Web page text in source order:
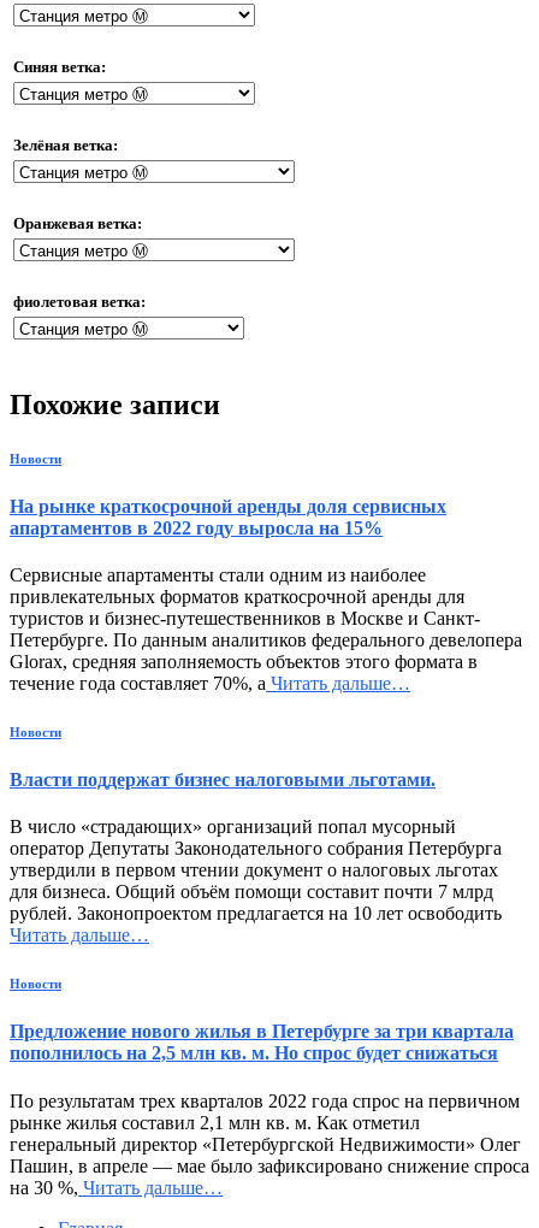
Синяя ветка:
Зелёная ветка:
Оранжевая ветка:
фиолетовая ветка:
Похожие записи
Новости
На рынке краткосрочной аренды доля сервисных
апартаментов в 2022 году выросла на 15%
Сервисные апартаменты стали одним из наиболее
привлекательных форматов краткосрочной аренды для
туристов и бизнес-путешественников в Москве и Санкт-
Петербурге. По данным аналитиков федерального девелопера
Glorax, средняя заполняемость объектов этого формата в
течение года составляет 70%, а Читать дальше…
Новости
Власти поддержат бизнес налоговыми льготами.
В число «страдающих» организаций попал мусорный
оператор Депутаты Законодательного собрания Петербурга
утвердили в первом чтении документ о налоговых льготах
для бизнеса. Общий объём помощи составит почти 7 млрд
рублей. Законопроектом предлагается на 10 лет освободить
Читать дальше…
Новости
Предложение нового жилья в Петербурге за три квартала
пополнилось на 2,5 млн кв. м. Но спрос будет снижаться
По результатам трех кварталов 2022 года спрос на первичном
рынке жилья составил 2,1 млн кв. м. Как отметил
генеральный директор «Петербургской Недвижимости» Олег
Пашин, в апреле — мае было зафиксировано снижение спроса
на 30 %, Читать дальше…